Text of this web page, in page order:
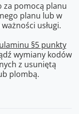
za pomocą planu
planu lub w
usługi.
§5 punkty
wymiany kodów
z usuniętą
plombą.